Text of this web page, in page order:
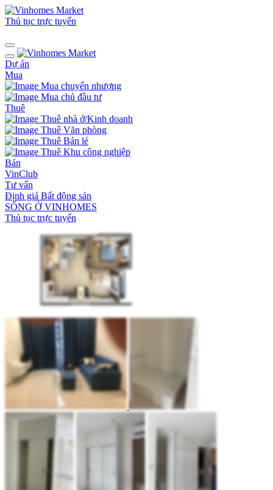
Thủ tục trực tuyến
Dự án
Mua
Mua chuyển nhượng
Mua chủ đầu tư
Thuê
Thuê nhà ở/Kinh doanh
Thuê Văn phòng
Thuê Bán lẻ
Thuê Khu công nghiệp
Bán
VinClub
Tư vấn
Định giá Bất động sản
SỐNG Ở VINHOMES
Thủ tục trực tuyến